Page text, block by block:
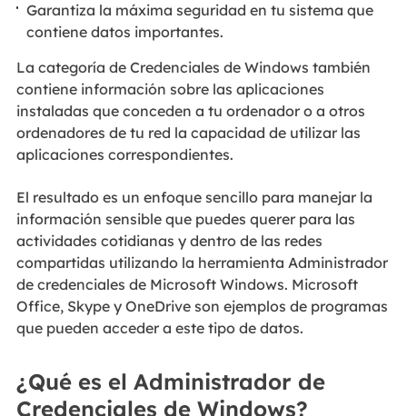
Garantiza la máxima seguridad en tu sistema que
contiene datos importantes.
La categoría de Credenciales de Windows también
contiene información sobre las aplicaciones
instaladas que conceden a tu ordenador o a otros
ordenadores de tu red la capacidad de utilizar las
aplicaciones correspondientes.
El resultado es un enfoque sencillo para manejar la
información sensible que puedes querer para las
actividades cotidianas y dentro de las redes
compartidas utilizando la herramienta Administrador
de credenciales de Microsoft Windows. Microsoft
Office, Skype y OneDrive son ejemplos de programas
que pueden acceder a este tipo de datos.
¿Qué es el Administrador de
Credenciales de Windows?